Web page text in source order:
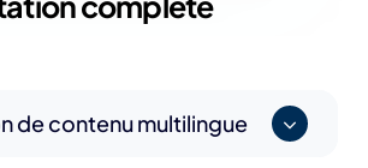
de contenu multilingue